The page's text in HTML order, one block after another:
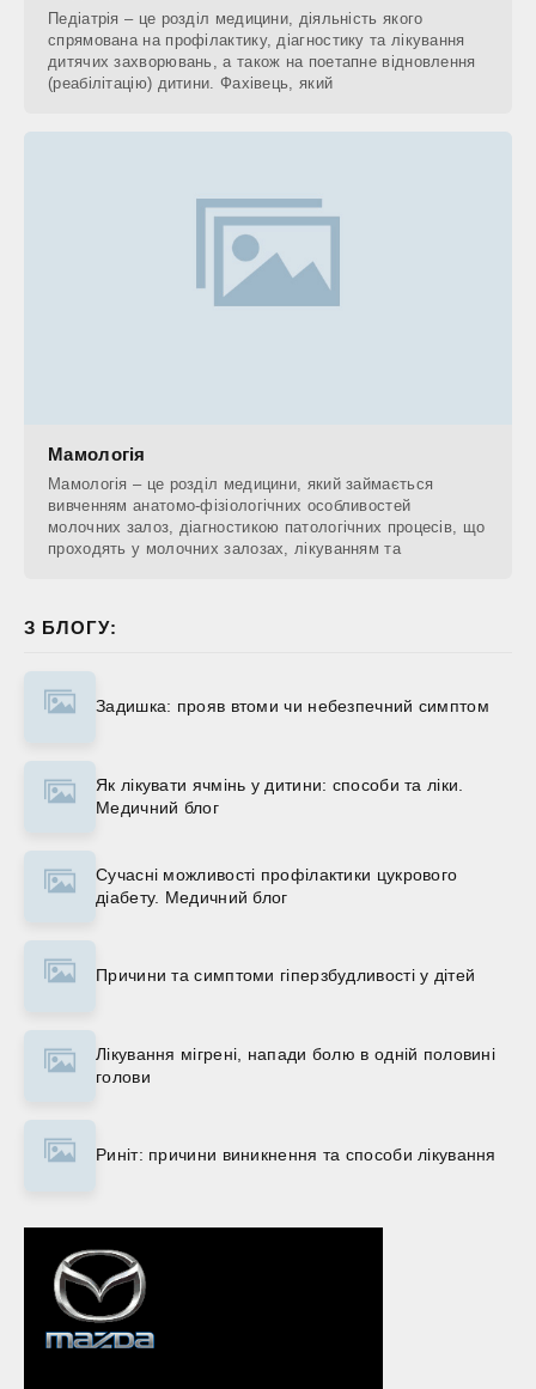
Педіатрія – це розділ медицини, діяльність якого
спрямована на профілактику, діагностику та лікування
дитячих захворювань, а також на поетапне відновлення
(реабілітацію) дитини. Фахівець, який
Мамологія
Мамологія – це розділ медицини, який займається
вивченням анатомо-фізіологічних особливостей
молочних залоз, діагностикою патологічних процесів, що
проходять у молочних залозах, лікуванням та
З БЛОГУ:
Задишка: прояв втоми чи небезпечний симптом
Як лікувати ячмінь у дитини: способи та ліки.
Медичний блог
Сучасні можливості профілактики цукрового
діабету. Медичний блог
Причини та симптоми гіперзбудливості у дітей
Лікування мігрені, напади болю в одній половині
голови
Риніт: причини виникнення та способи лікування